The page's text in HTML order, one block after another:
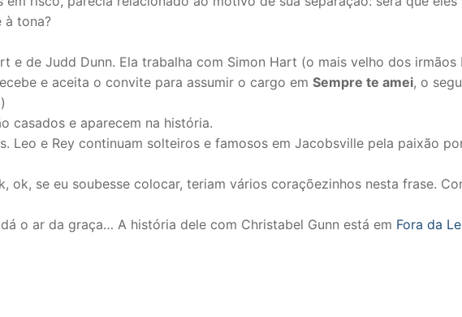
à tona?
e de Judd Dunn. Ela trabalha com Simon Hart (o mais velho dos irmãos
e aceita o convite para assumir o cargo em Sempre te amei, o
)
casados e aparecem na história.
Leo e Rey continuam solteiros e famosos em Jacobsville pela paixão
ok, se eu soubesse colocar, teriam vários coraçõezinhos nesta frase.
o ar da graça… A história dele com Christabel Gunn está em Fora da